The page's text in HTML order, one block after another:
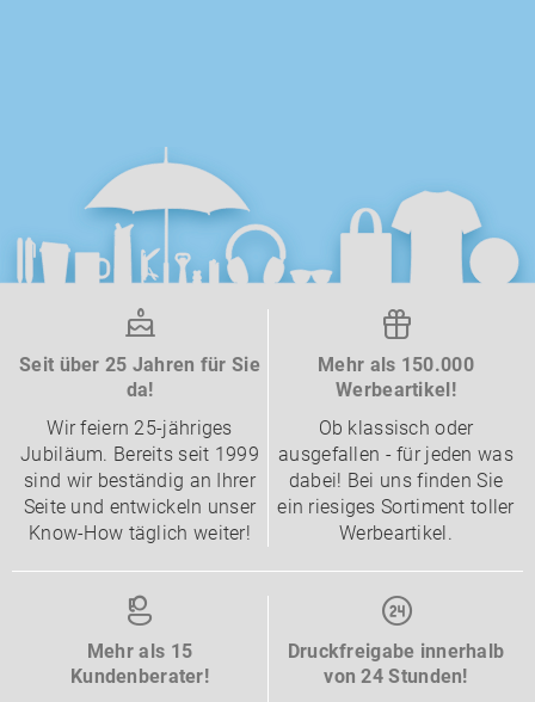
Seit über 25 Jahren für Sie
da!
Wir feiern 25-jähriges
Jubiläum. Bereits seit 1999
sind wir beständig an Ihrer
Seite und entwickeln unser
Know-How täglich weiter!
Mehr als 150.000
Werbeartikel!
Ob klassisch oder
ausgefallen - für jeden was
dabei! Bei uns finden Sie
ein riesiges Sortiment toller
Werbeartikel.
Mehr als 15
Kundenberater!
Druckfreigabe innerhalb
von 24 Stunden!